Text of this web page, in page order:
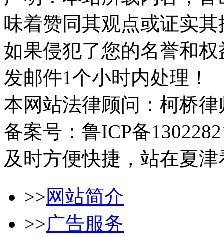
味着赞同其观点或证实其
如果侵犯了您的名誉和
发邮件1个小时内处理！
本网站法律顾问：柯桥
备案号：鲁ICP备
及时方便快捷，站在夏
>>网站简介
>>广告服务